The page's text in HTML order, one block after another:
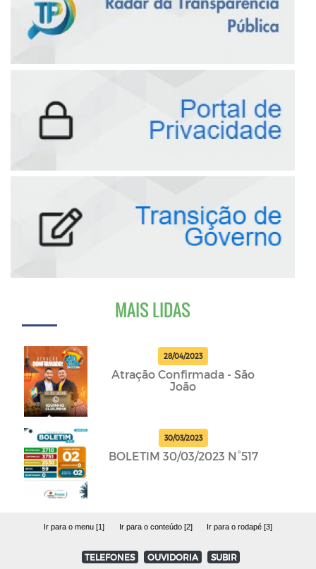
MAIS LIDAS
28/04/2023
Atração Confirmada - São
João
30/03/2023
BOLETIM 30/03/2023 N°517
Ir para o menu [1] Ir para o conteúdo [2] Ir para o rodapé [3]
TELEFONES OUVIDORIA SUBIR